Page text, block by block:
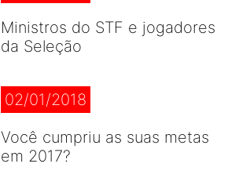
Ministros do STF e jogadores
da Seleção
02/01/2018
Você cumpriu as suas metas
em 2017?